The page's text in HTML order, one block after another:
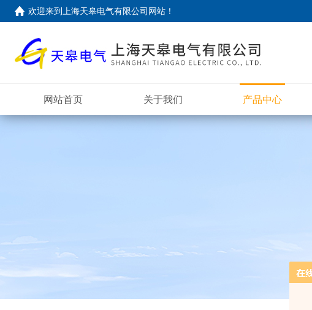
欢迎来到上海天皋电气有限公司网站！
网站首页 关于我们 产品中心